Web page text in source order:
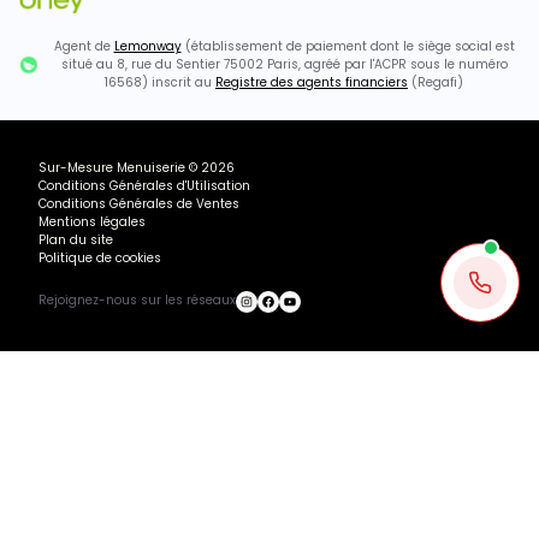
Agent de Lemonway(établissement de paiement dont le siège social est
situé au 8, rue du Sentier 75002 Paris, agréé par l'ACPR sous le numéro
16568) inscrit au Registre des agents financiers (Regafi)
Sur-Mesure Menuiserie © 2026
Conditions Générales d'Utilisation
Conditions Générales de Ventes
Mentions légales
Plan du site
Politique de cookies
Rejoignez-nous sur les réseaux